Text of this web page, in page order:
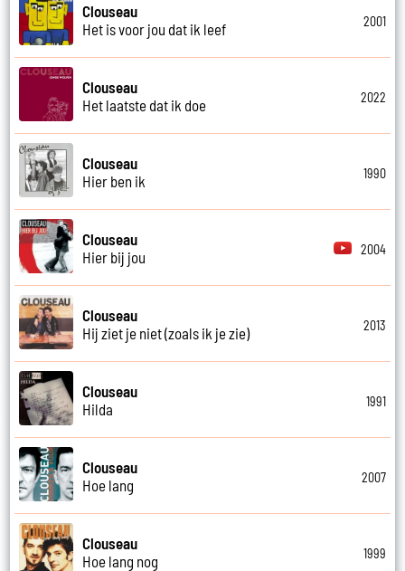
Clouseau
Het is voor jou dat ik leef
2001
Clouseau
Het laatste dat ik doe
2022
Clouseau
Hier ben ik
1990
Clouseau
Hier bij jou
2004
Clouseau
Hij ziet je niet (zoals ik je zie)
2013
Clouseau
Hilda
1991
Clouseau
Hoe lang
2007
Clouseau
Hoe lang nog
1999